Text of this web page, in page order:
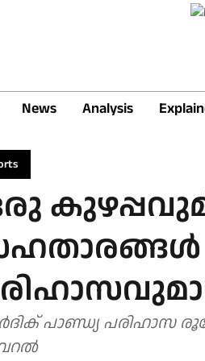
News Analysis
പാണ്ഡ്യ പരിഹാസ